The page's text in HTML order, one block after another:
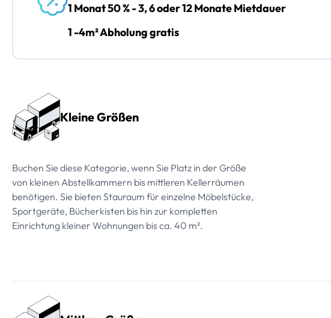
1 Monat 50 % - 3, 6 oder 12 Monate Mietdauer
1 -4m² Abholung gratis
Kleine Größen
Buchen Sie diese Kategorie, wenn Sie Platz in der Größe
von kleinen Abstellkammern bis mittleren Kellerräumen
benötigen. Sie bieten Stauraum für einzelne Möbelstücke,
Sportgeräte, Bücherkisten bis hin zur kompletten
Einrichtung kleiner Wohnungen bis ca. 40 m².